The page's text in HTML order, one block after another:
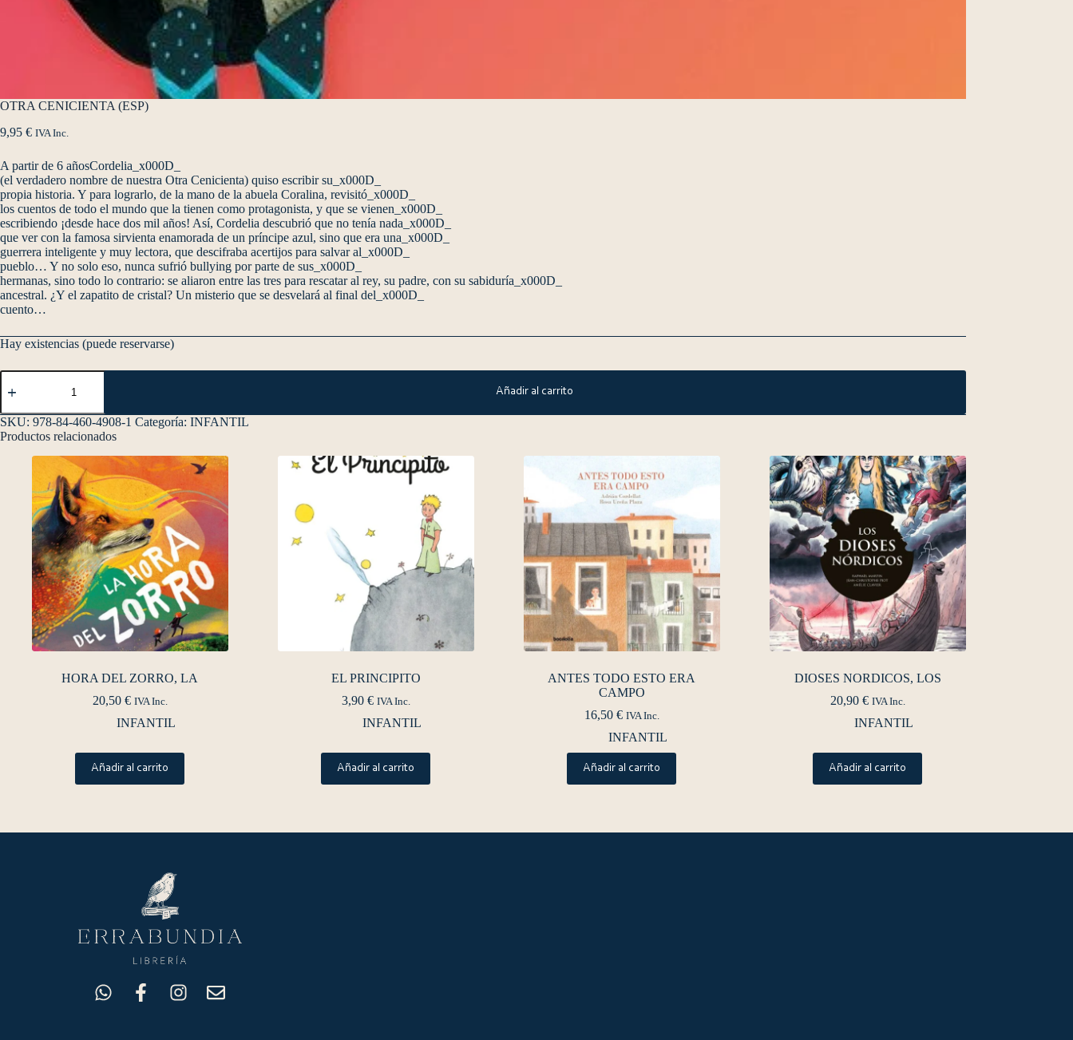
OTRA CENICIENTA (ESP)
9,95 € IVA Inc.
A partir de 6 añosCordelia_x000D_
(el verdadero nombre de nuestra Otra Cenicienta) quiso escribir su_x000D_
propia historia. Y para lograrlo, de la mano de la abuela Coralina, revisitó_x000D_
los cuentos de todo el mundo que la tienen como protagonista, y que se vienen_x000D_
escribiendo ¡desde hace dos mil años! Así, Cordelia descubrió que no tenía nada_x000D_
que ver con la famosa sirvienta enamorada de un príncipe azul, sino que era una_x000D_
guerrera inteligente y muy lectora, que descifraba acertijos para salvar al_x000D_
pueblo… Y no solo eso, nunca sufrió bullying por parte de sus_x000D_
hermanas, sino todo lo contrario: se aliaron entre las tres para rescatar al rey, su padre, con su sabiduría_x000D_
ancestral. ¿Y el zapatito de cristal? Un misterio que se desvelará al final del_x000D_
cuento…
Hay existencias (puede reservarse)
Añadir al carrito
SKU: 978-84-460-4908-1 Categoría: INFANTIL
Productos relacionados
HORA DEL ZORRO, LA
20,50 € IVA Inc.
INFANTIL
Añadir al carrito
EL PRINCIPITO
3,90 € IVA Inc.
INFANTIL
Añadir al carrito
ANTES TODO ESTO ERA
CAMPO
16,50 € IVA Inc.
INFANTIL
Añadir al carrito
DIOSES NORDICOS, LOS
20,90 € IVA Inc.
INFANTIL
Añadir al carrito